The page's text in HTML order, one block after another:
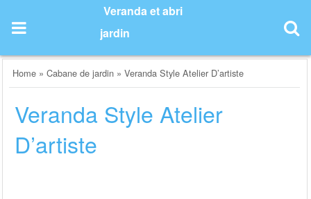
content
Veranda et abri
jardin
Home »Cabane de jardin »Veranda Style Atelier D’artiste
Veranda Style Atelier
D’artiste